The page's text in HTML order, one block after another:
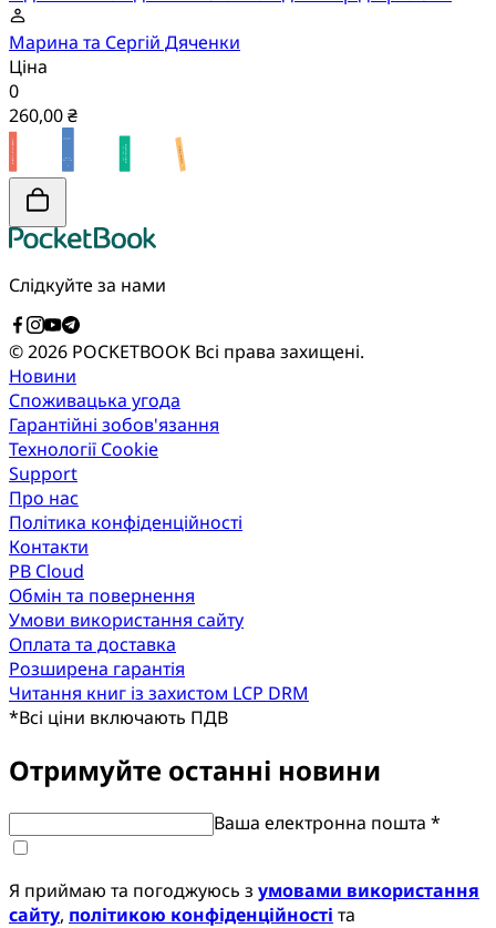
Марина та Сергій Дяченки
Ціна
0
260,00 ₴
Слідкуйте за нами
© 2026 POCKETBOOK Всі права захищені.
Новини
Споживацька угода
Гарантійні зобов'язання
Технології Cookie
Support
Про нас
Політика конфіденційності
Контакти
PB Cloud
Обмін та повернення
Умови використання сайту
Оплата та доставка
Розширена гарантія
Читання книг із захистом LCP DRM
*Всі ціни включають ПДВ
Отримуйте останні новини
Ваша електронна пошта *
Я приймаю та погоджуюсь з умовами використання
сайту, політикою конфіденційності та